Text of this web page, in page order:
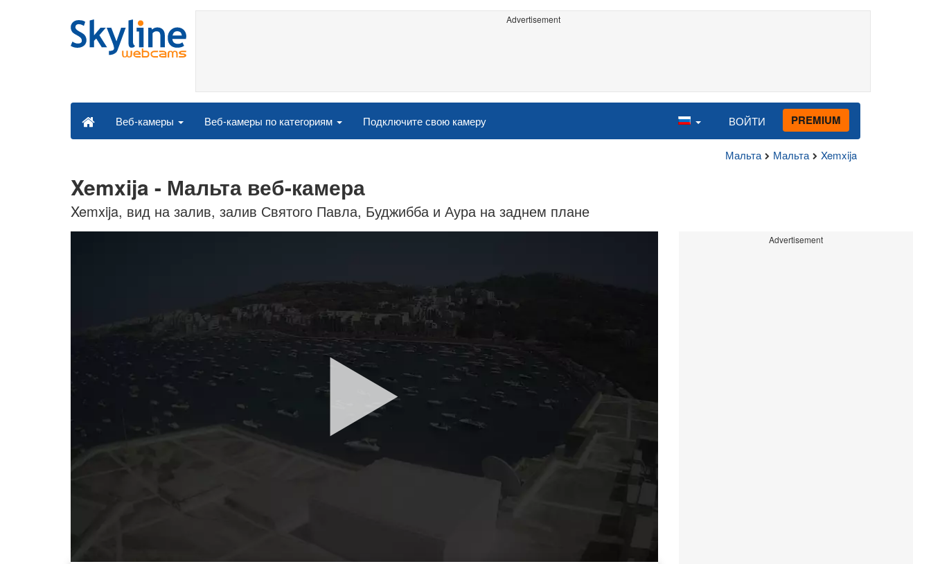
Advertisement
Веб-камеры Веб-камеры по категориям Подключите свою камеру ВОЙТИ PREMIUM
Мальта Мальта Xemxija
Xemxija - Мальта веб-камера
Xemxija, вид на залив, залив Святого Павла, Буджибба и Аура на заднем плане
Advertisement